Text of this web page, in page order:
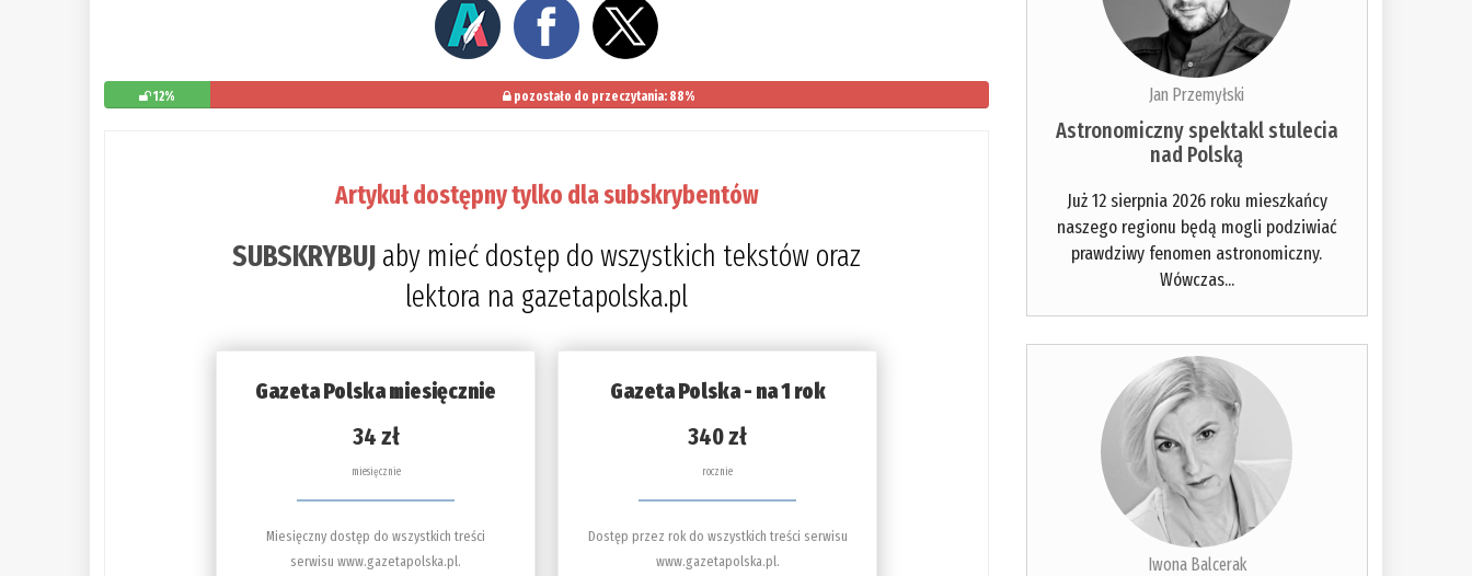
12% pozostało do przeczytania: 88%
Artykuł dostępny tylko dla subskrybentów
SUBSKRYBUJ aby mieć dostęp do wszystkich tekstów oraz
lektora na gazetapolska.pl
Gazeta Polska miesięcznie
34 zł
miesięcznie
Miesięczny dostęp do wszystkich treści
serwisu www.gazetapolska.pl.
Gazeta Polska - na 1 rok
340 zł
rocznie
Dostęp przez rok do wszystkich treści serwisu
www.gazetapolska.pl.
Jan Przemyłski
Astronomiczny spektakl stulecia
nad Polską
Już 12 sierpnia 2026 roku mieszkańcy
naszego regionu będą mogli podziwiać
prawdziwy fenomen astronomiczny.
Wówczas...
Iwona Balcerak